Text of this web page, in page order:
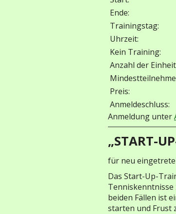
Ende:
Trainingstag:
Uhrzeit:
Kein Training:
Anzahl der
Preis:
Anmeldeschluss:
Anmeldung unter
„START-
für neu
Das Start-Up-
beiden Fällen ist
starten und Frust